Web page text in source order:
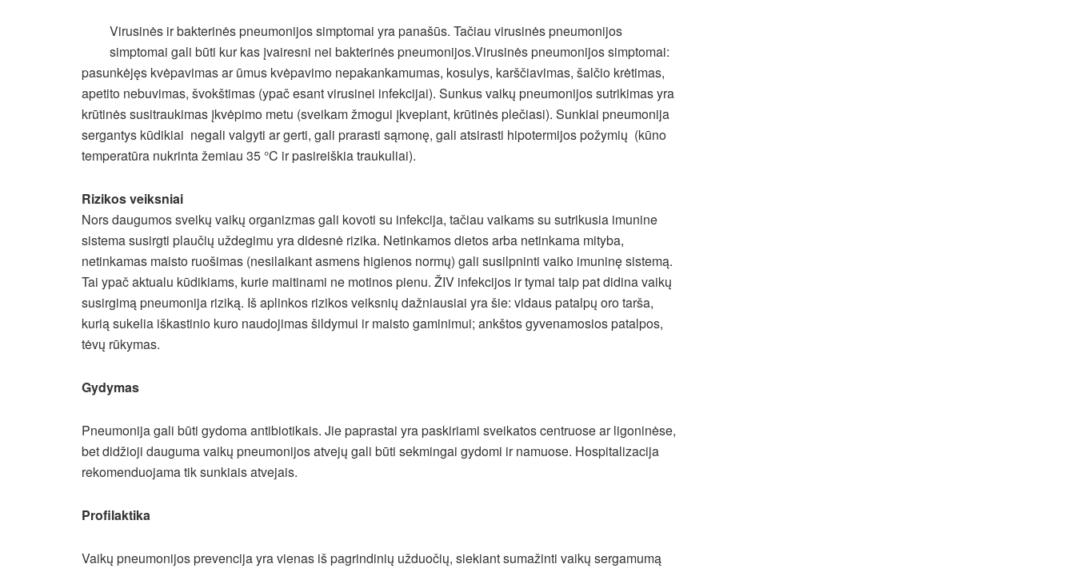
Virusinės ir bakterinės pneumonijos simptomai yra panašūs. Tačiau virusinės pneumonijos
simptomai gali būti kur kas įvairesni nei bakterinės pneumonijos.Virusinės pneumonijos simptomai:
pasunkėjęs kvėpavimas ar ūmus kvėpavimo nepakankamumas, kosulys, karščiavimas, šalčio krėtimas,
apetito nebuvimas, švokštimas (ypač esant virusinei infekcijai). Sunkus vaikų pneumonijos sutrikimas yra
krūtinės susitraukimas įkvėpimo metu (sveikam žmogui įkvepiant, krūtinės plečiasi). Sunkiai pneumonija
sergantys kūdikiai negali valgyti ar gerti, gali prarasti sąmonę, gali atsirasti hipotermijos požymių (kūno
temperatūra nukrinta žemiau 35 °C ir pasireiškia traukuliai).
Rizikos veiksniai
Nors daugumos sveikų vaikų organizmas gali kovoti su infekcija, tačiau vaikams su sutrikusia imunine
sistema susirgti plaučių uždegimu yra didesnė rizika. Netinkamos dietos arba netinkama mityba,
netinkamas maisto ruošimas (nesilaikant asmens higienos normų) gali susilpninti vaiko imuninę sistemą.
Tai ypač aktualu kūdikiams, kurie maitinami ne motinos pienu. ŽIV infekcijos ir tymai taip pat didina vaikų
susirgimą pneumonija riziką. Iš aplinkos rizikos veiksnių dažniausiai yra šie: vidaus patalpų oro tarša,
kurią sukelia iškastinio kuro naudojimas šildymui ir maisto gaminimui; ankštos gyvenamosios patalpos,
tėvų rūkymas.
Gydymas
Pneumonija gali būti gydoma antibiotikais. Jie paprastai yra paskiriami sveikatos centruose ar ligoninėse,
bet didžioji dauguma vaikų pneumonijos atvejų gali būti sekmingai gydomi ir namuose. Hospitalizacija
rekomenduojama tik sunkiais atvejais.
Profilaktika
Vaikų pneumonijos prevencija yra vienas iš pagrindinių užduočių, siekiant sumažinti vaikų sergamumą